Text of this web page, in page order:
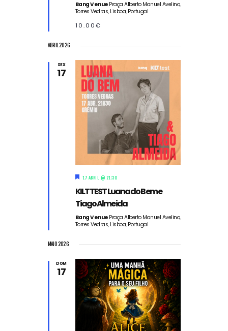
a
Bang Venue Praça Alberto Manuel Avelino,
Torres Vedras, Lisboa, Portugal
10.00€
ABRIL 2026
SEX
17
D
s
t
a
q
u
17 ABRIL @ 21:30
KILT TEST Luana do Bem e
Tiago Almeida
Bang Venue Praça Alberto Manuel Avelino,
Torres Vedras, Lisboa, Portugal
MAIO 2026
DOM
17